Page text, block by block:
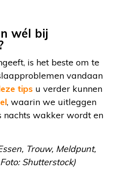
wél bij
is het beste om te
vandaan
tips u verder kunnen
, waarin we uitleggen
nachts wakker wordt en
Trouw, Meldpunt,
Shutterstock)